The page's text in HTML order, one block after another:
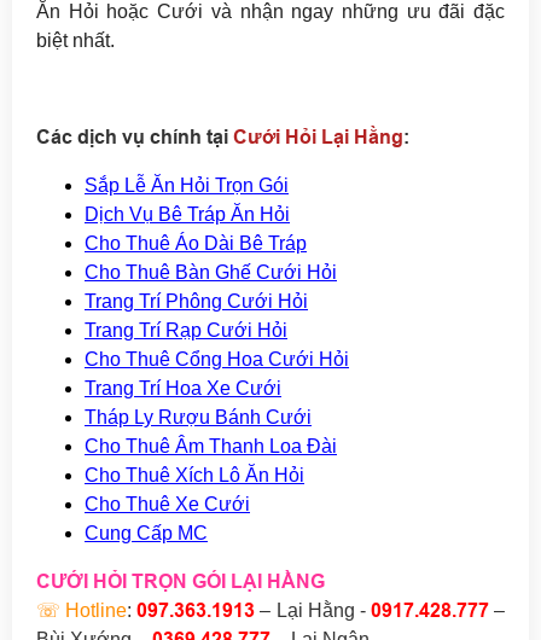
Ăn Hỏi hoặc Cưới và nhận ngay những ưu đãi đặc
biệt nhất.
Các dịch vụ chính tại Cưới Hỏi Lại Hằng:
Sắp Lễ Ăn Hỏi Trọn Gói
Dịch Vụ Bê Tráp Ăn Hỏi
Cho Thuê Áo Dài Bê Tráp
Cho Thuê Bàn Ghế Cưới Hỏi
Trang Trí Phông Cưới Hỏi
Trang Trí Rạp Cưới Hỏi
Cho Thuê Cổng Hoa Cưới Hỏi
Trang Trí Hoa Xe Cưới
Tháp Ly Rượu Bánh Cưới
Cho Thuê Âm Thanh Loa Đài
Cho Thuê Xích Lô Ăn Hỏi
Cho Thuê Xe Cưới
Cung Cấp MC
CƯỚI HỎI TRỌN GÓI LẠI HẰNG
☏ Hotline:097.363.1913 – Lại Hằng - 0917.428.777–